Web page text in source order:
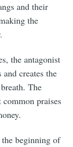
and their
the
the antagonist
creates the
The
praises
beginning of